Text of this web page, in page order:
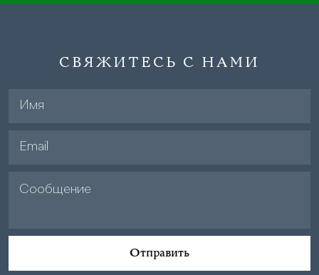
СВЯЖИТЕСЬ С НАМИ
Отправить